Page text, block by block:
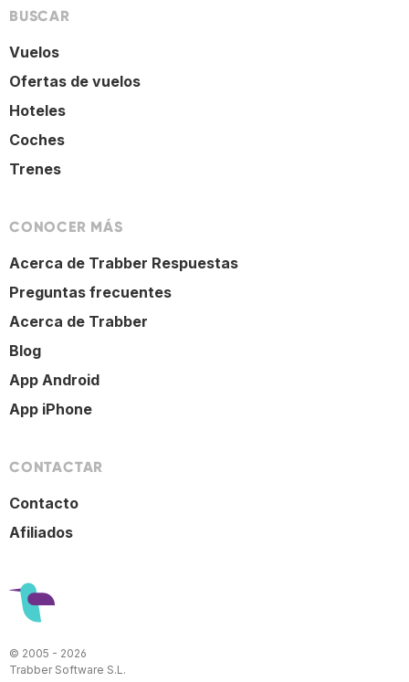
BUSCAR
Vuelos
Ofertas de vuelos
Hoteles
Coches
Trenes
CONOCER MÁS
Acerca de Trabber Respuestas
Preguntas frecuentes
Acerca de Trabber
Blog
App Android
App iPhone
CONTACTAR
Contacto
Afiliados
© 2005 - 2026
Trabber Software S.L.